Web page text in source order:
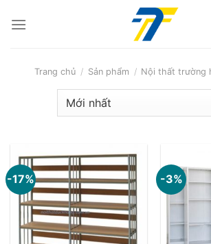
Trang chủ / Sản phẩm / Nội thất trường
-17% -3%